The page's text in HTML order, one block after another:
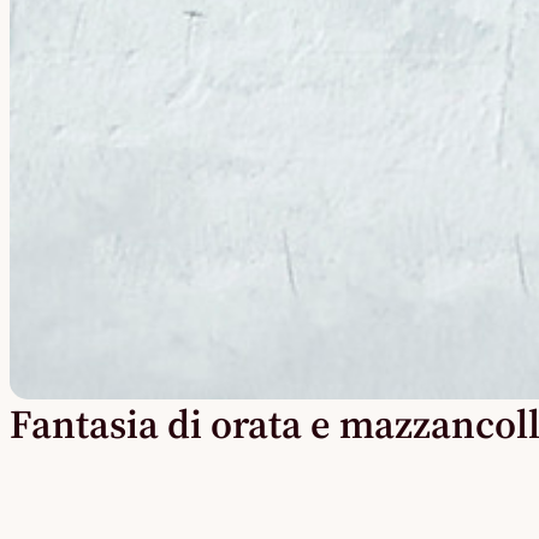
Fantasia di orata e